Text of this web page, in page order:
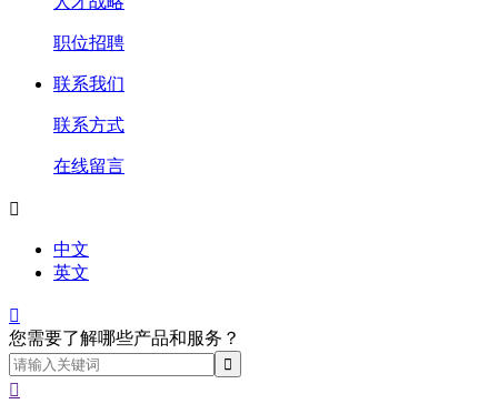
职位招聘
联系我们
联系方式
在线留言

中文
英文

您需要了解哪些产品和服务？
